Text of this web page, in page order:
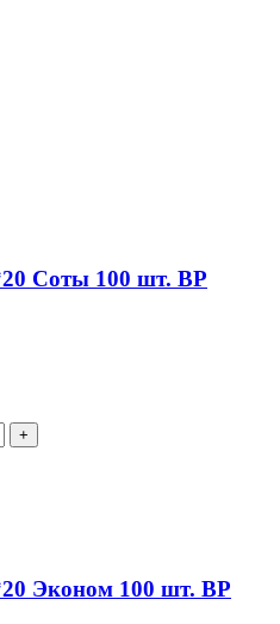
Соты 100 шт. BP
Эконом 100 шт. BP